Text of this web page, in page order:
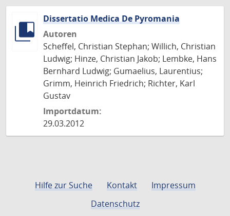
Dissertatio Medica De Pyromania
Autoren
Scheffel, Christian Stephan; Willich, Christian
Ludwig; Hinze, Christian Jakob; Lembke, Hans
Bernhard Ludwig; Gumaelius, Laurentius;
Grimm, Heinrich Friedrich; Richter, Karl
Gustav
Importdatum:
29.03.2012
Hilfe zur Suche Kontakt
Impressum
Datenschutz